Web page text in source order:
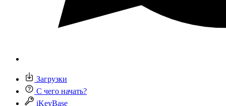
Загрузки
С чего начать?
iKeyBase